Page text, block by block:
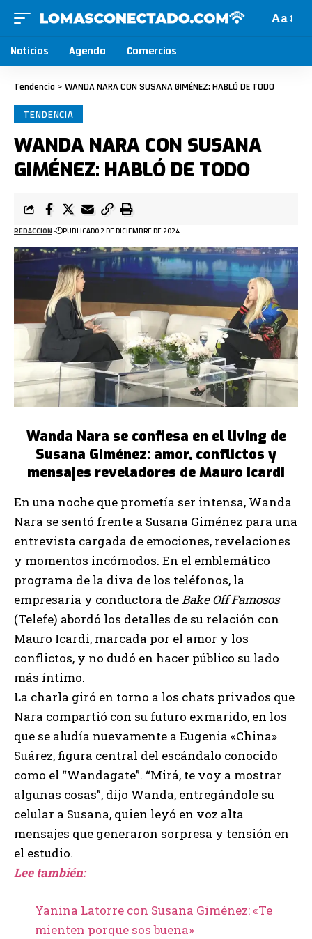
Aa
Noticias Agenda Comercios
Tendencia > WANDA NARA CON SUSANA GIMÉNEZ: HABLÓ DE TODO
TENDENCIA
WANDA NARA CON SUSANA
GIMÉNEZ: HABLÓ DE TODO
REDACCION PUBLICADO 2 DE DICIEMBRE DE 2024
Wanda Nara se confiesa en el living de
Susana Giménez: amor, conflictos y
mensajes reveladores de Mauro Icardi
En una noche que prometía ser intensa, Wanda
Nara se sentó frente a Susana Giménez para una
entrevista cargada de emociones, revelaciones
y momentos incómodos. En el emblemático
programa de la diva de los teléfonos, la
empresaria y conductora deBake Off Famosos
(Telefe) abordó los detalles de su relación con
Mauro Icardi, marcada por el amor y los
conflictos, y no dudó en hacer público su lado
más íntimo.
La charla giró en torno a los chats privados que
Nara compartió con su futuro exmarido, en los
que se aludía nuevamente a Eugenia «China»
Suárez, figura central del escándalo conocido
como el “Wandagate”. “Mirá, te voy a mostrar
algunas cosas”, dijo Wanda, entregándole su
celular a Susana, quien leyó en voz alta
mensajes que generaron sorpresa y tensión en
el estudio.
Lee también:
Yanina Latorre con Susana Giménez: «Te
mienten porque sos buena»